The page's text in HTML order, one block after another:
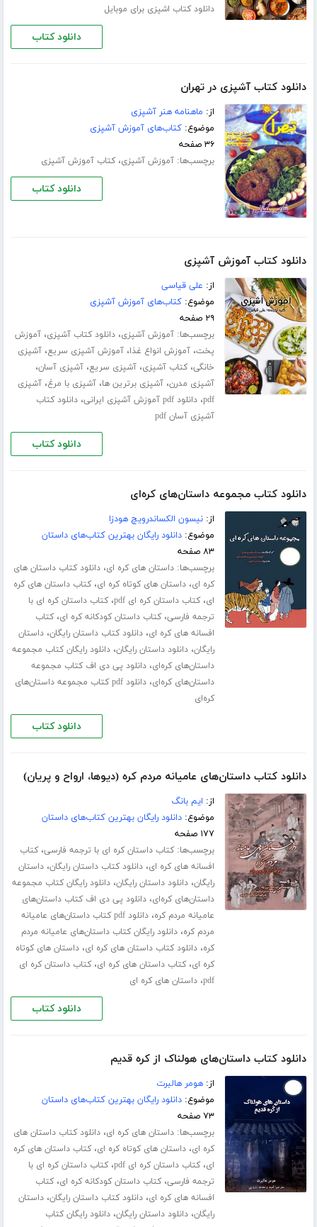
دانلود کتاب اشپزی برای موبایل
دانلود کتاب
دانلود کتاب آشپزی در تهران
از: ماهنامه هنر آشپزی
موضوع:کتاب‌های آموزش آشپزی
۳۶ صفحه
برچسب‌ها:آموزش آشپزی،کتاب آموزش آشپزی
دانلود کتاب
دانلود کتاب آموزش آشپزی
از: علی قیاسی
موضوع:کتاب‌های آموزش آشپزی
۲۹ صفحه
برچسب‌ها:آموزش آشپزی،دانلود کتاب آشپزی،آموزش
پخت،آموزش انواع غذا،آموزش آشپزی سریع،آشپزی
خانگی،کتاب آشپزی،آشپزی سریع،آشپزی آسان،
آشپزی مدرن،آشپزی برترین ها،آشپزی با مرغ،آشپزی
pdf،دانلود pdf آموزش آشپزی ایرانی ،دانلود کتاب
آشپزی آسان pdf
دانلود کتاب
دانلود کتاب مجموعه داستان‌های کره‌ای
از:نیسون الکساندرویچ هودزا
موضوع:دانلود رایگان بهترین کتاب‌های داستان
۸۳ صفحه
برچسب‌ها:داستان های کره ای،دانلود کتاب داستان های
کره ای،داستان های کوتاه کره ای،کتاب داستان های کره
ای،کتاب داستان کره ای pdf ،کتاب داستان کره ای با
ترجمه فارسی،کتاب داستان کودکانه کره ای،کتاب
افسانه های کره ای،دانلود کتاب داستان رایگان،داستان
رایگان،دانلود داستان رایگان،دانلود رایگان کتاب مجموعه
داستان‌های کره‌ای،دانلود پی دی اف کتاب مجموعه
داستان‌های کره‌ای،
دانلود pdf کتاب مجموعه داستان‌های
کره‌ای
دانلود کتاب
دانلود کتاب داستان‌های عامیانه مردم کره (دیوها، ارواح و پریان)
از: ایم بانگ
موضوع:دانلود رایگان بهترین کتاب‌های داستان
۱۷۷ صفحه
برچسب‌ها:کتاب داستان کره ای با ترجمه فارسی،کتاب
افسانه های کره ای،دانلود کتاب داستان رایگان،داستان
رایگان،دانلود داستان رایگان،دانلود رایگان کتاب مجموعه
داستان‌های کره‌ای،دانلود پی دی اف کتاب داستان‌های
عامیانه مردم کره،
دانلود pdf کتاب داستان‌های عامیانه
مردم کره،دانلود رایگان کتاب داستان‌های عامیانه مردم
کره،دانلود کتاب داستان های کره ای،داستان های کوتاه
کره ای،کتاب داستان های کره ای،کتاب داستان کره ای
pdf،داستان های کره ای
دانلود کتاب
دانلود کتاب داستان‌های هولناک از کره قدیم
از:هومر هالبرت
موضوع:دانلود رایگان بهترین کتاب‌های داستان
۷۳ صفحه
برچسب‌ها:داستان های کره ای،دانلود کتاب داستان های
کره ای،داستان های کوتاه کره ای،کتاب داستان های کره
ای،کتاب داستان کره ای pdf ،کتاب داستان کره ای با
ترجمه فارسی،کتاب داستان کودکانه کره ای،کتاب
افسانه های کره ای،دانلود کتاب داستان رایگان،داستان
رایگان،دانلود داستان رایگان،دانلود رایگان کتاب